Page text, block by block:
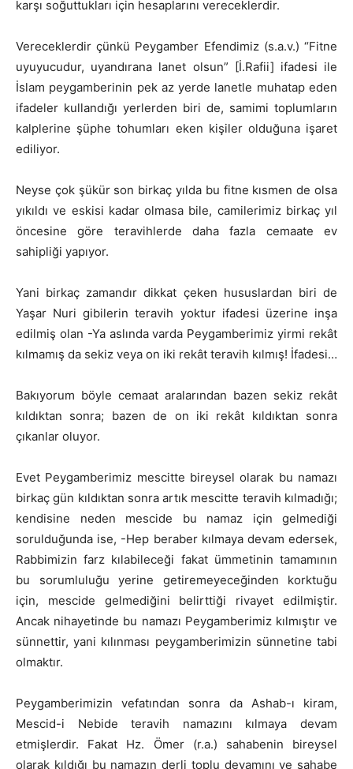
karşı soğuttukları için hesaplarını vereceklerdir.
Vereceklerdir çünkü Peygamber Efendimiz (s.a.v.) “Fitne
uyuyucudur, uyandırana lanet olsun” [İ.Rafii] ifadesi ile
İslam peygamberinin pek az yerde lanetle muhatap eden
ifadeler kullandığı yerlerden biri de, samimi toplumların
kalplerine şüphe tohumları eken kişiler olduğuna işaret
ediliyor.
Neyse çok şükür son birkaç yılda bu fitne kısmen de olsa
yıkıldı ve eskisi kadar olmasa bile, camilerimiz birkaç yıl
öncesine göre teravihlerde daha fazla cemaate ev
sahipliği yapıyor.
Yani birkaç zamandır dikkat çeken hususlardan biri de
Yaşar Nuri gibilerin teravih yoktur ifadesi üzerine inşa
edilmiş olan -Ya aslında varda Peygamberimiz yirmi rekât
kılmamış da sekiz veya on iki rekât teravih kılmış! İfadesi…
Bakıyorum böyle cemaat aralarından bazen sekiz rekât
kıldıktan sonra; bazen de on iki rekât kıldıktan sonra
çıkanlar oluyor.
Evet Peygamberimiz mescitte bireysel olarak bu namazı
birkaç gün kıldıktan sonra artık mescitte teravih kılmadığı;
kendisine neden mescide bu namaz için gelmediği
sorulduğunda ise, -Hep beraber kılmaya devam edersek,
Rabbimizin farz kılabileceği fakat ümmetinin tamamının
bu sorumluluğu yerine getiremeyeceğinden korktuğu
için, mescide gelmediğini belirttiği rivayet edilmiştir.
Ancak nihayetinde bu namazı Peygamberimiz kılmıştır ve
sünnettir, yani kılınması peygamberimizin sünnetine tabi
olmaktır.
Peygamberimizin vefatından sonra da Ashab-ı kiram,
Mescid-i Nebide teravih namazını kılmaya devam
etmişlerdir. Fakat Hz. Ömer (r.a.) sahabenin bireysel
olarak kıldığı bu namazın derli toplu devamını ve sahabe